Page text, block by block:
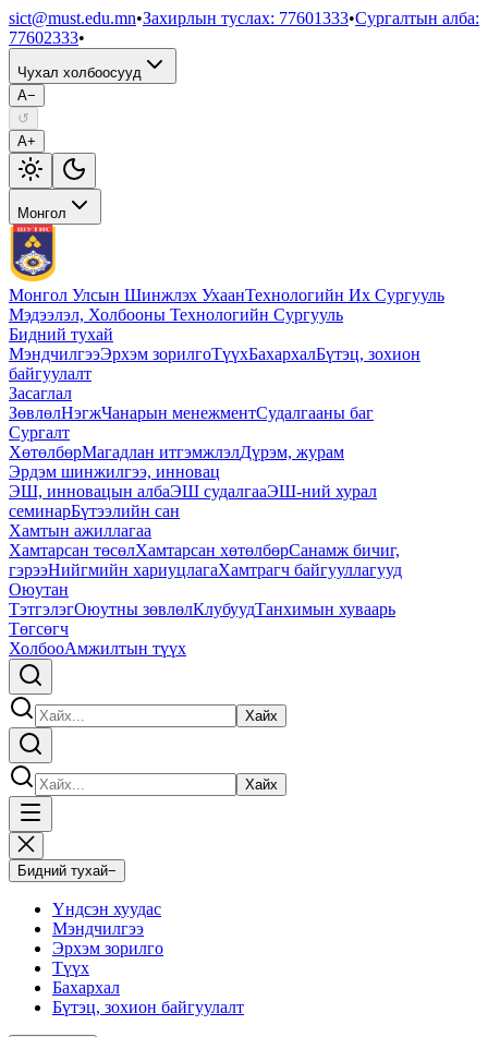
sict@must.edu.mn•Захирлын туслах: 77601333•Сургалтын алба:
77602333•
Чухал холбоосууд
A−
↺
A+
Монгол
Монгол Улсын Шинжлэх УхаанТехнологийн Их Сургууль
Мэдээлэл, Холбооны Технологийн Сургууль
Бидний тухай
МэндчилгээЭрхэм зорилгоТүүхБахархалБүтэц, зохион
байгуулалт
Засаглал
ЗөвлөлНэгжЧанарын менежментСудалгааны баг
Сургалт
ХөтөлбөрМагадлан итгэмжлэлДүрэм, журам
Эрдэм шинжилгээ, инновац
ЭШ, инновацын албаЭШ судалгааЭШ-ний хурал
семинарБүтээлийн сан
Хамтын ажиллагаа
Хамтарсан төсөлХамтарсан хөтөлбөрСанамж бичиг,
гэрээНийгмийн хариуцлагаХамтрагч байгууллагууд
Оюутан
ТэтгэлэгОюутны зөвлөлКлубуудТанхимын хуваарь
Төгсөгч
ХолбооАмжилтын түүх
Хайх
Хайх
Бидний тухай−
Үндсэн хуудас
Мэндчилгээ
Эрхэм зорилго
Түүх
Бахархал
Бүтэц, зохион байгуулалт